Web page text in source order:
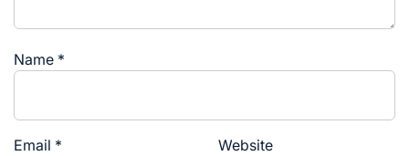
Name *
Email * Website